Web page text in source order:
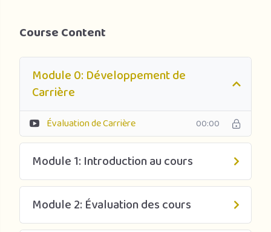
Course Content
Module 0: Développement de
Carrière
Évaluation de Carrière 00:00
Module 1: Introduction au cours
Module 2: Évaluation des cours